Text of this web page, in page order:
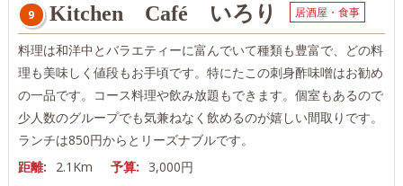
9 Kitchen Café いろり 居酒屋・食事
料理は和洋中とバラエティーに富んでいて種類も豊富で、どの料
理も美味しく値段もお手頃です。特にたこの刺身酢味噌はお勧め
の一品です。コース料理や飲み放題もできます。個室もあるので
少人数のグループでも気兼ねなく飲めるのが嬉しい間取りです。
ランチは850円からとリーズナブルです。
距離:
2.1Km 予算:
3,000円